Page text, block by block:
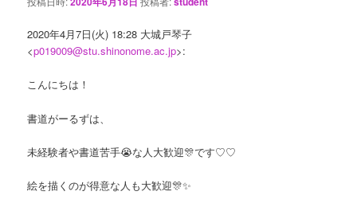
2020年4月7日(火) 18:28 大城戸琴子
<p019009@stu.shinonome.ac.jp>:
こんにちは！
書道がーるずは、
未経験者や書道苦手‪😭な人大歓迎🎊です♡♡
絵を描くのが得意な人も大歓迎🎊✨